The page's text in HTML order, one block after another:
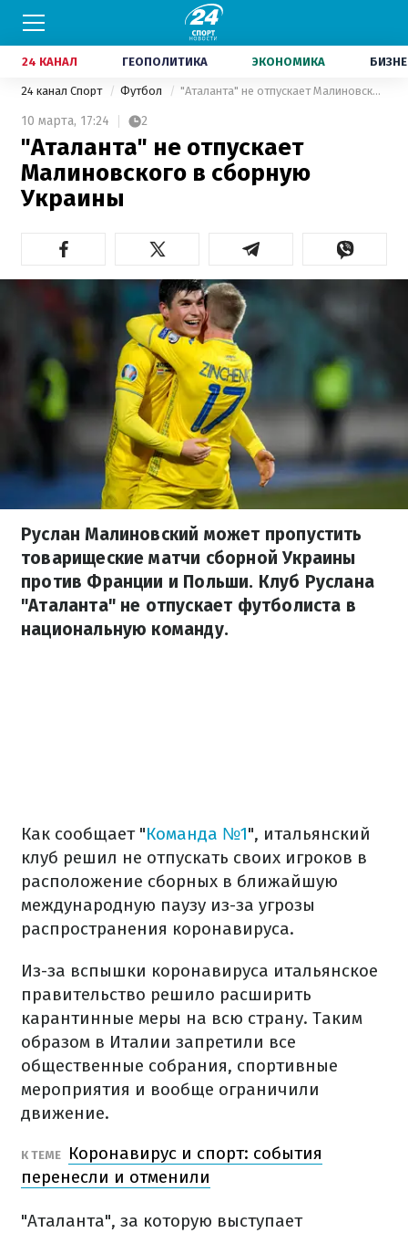
24 КАНАЛ ГЕОПОЛИТИКА ЭКОНОМИКА
24 канал Спорт Футбол "Аталанта" не отпускает Малиновского в сборную Украины
10 марта, 17:24 2
"Аталанта" не отпускает
Малиновского в сборную
Украины
Руслан Малиновский может пропустить
товарищеские матчи сборной Украины
против Франции и Польши. Клуб Руслана
"Аталанта" не отпускает футболиста в
национальную команду.
Как сообщает "Команда №1", итальянский
клуб решил не отпускать своих игроков в
расположение сборных в ближайшую
международную паузу из-за угрозы
распространения коронавируса.
Из-за вспышки коронавируса итальянское
правительство решило расширить
карантинные меры на всю страну. Таким
образом в Италии запретили все
общественные собрания, спортивные
мероприятия и вообще ограничили
движение.
К ТЕМЕ
Коронавирус и спорт: события
перенесли и отменили
"Аталанта", за которую выступает